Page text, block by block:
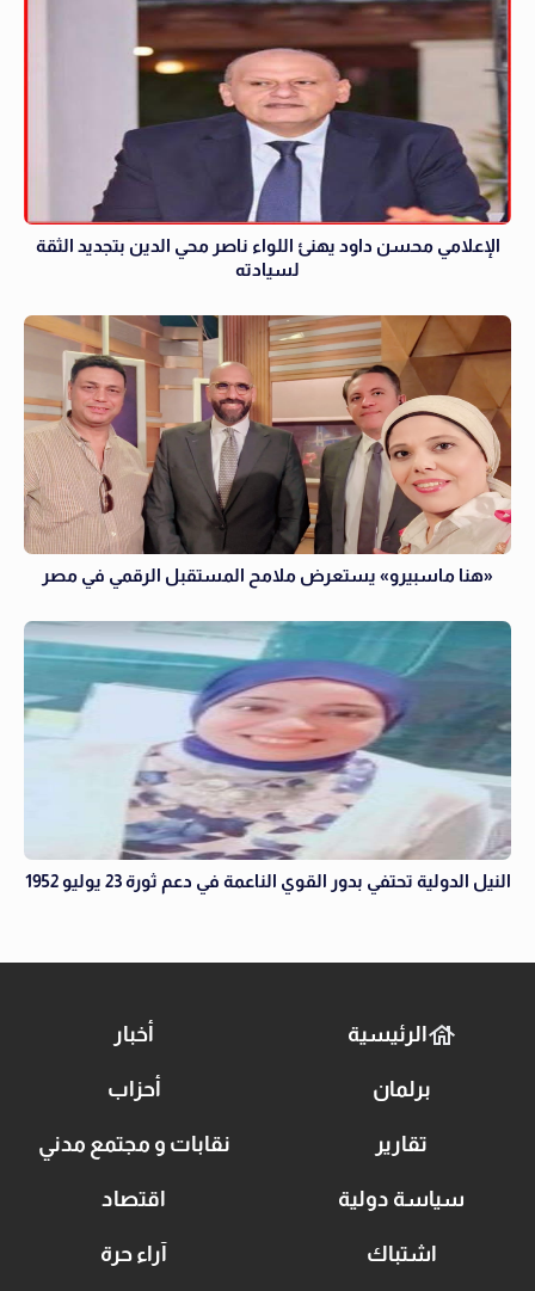
الإعلامي محسن داود يهنئ اللواء ناصر محي الدين بتجديد الثقة
لسيادته
«هنا ماسبيرو» يستعرض ملامح المستقبل الرقمي في مصر
النيل الدولية تحتفي بدور القوي الناعمة في دعم ثورة 23 يوليو 1952
الرئيسية أخبار
برلمان أحزاب
تقارير نقابات و مجتمع مدني
سياسة دولية اقتصاد
اشتباك آراء حرة